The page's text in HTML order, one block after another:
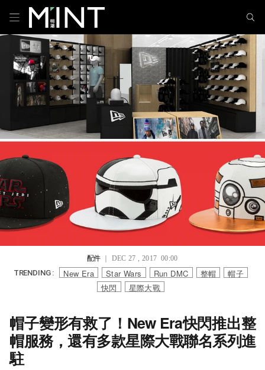
配件｜ DEC 27 , 2017 00:00
TRENDING : New Era Star Wars Run DMC 整帽
帽子
快閃
星際大戰
帽子變形有救了！New Era快閃推出整
帽服務，還有多款星際大戰聯名系列進
駐